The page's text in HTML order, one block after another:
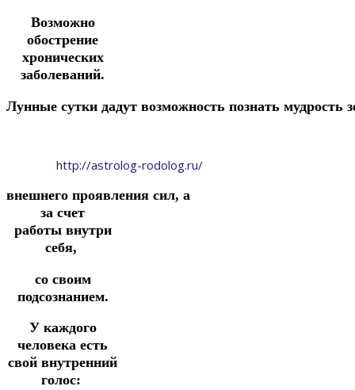
Возможно
обострение
хронических
заболеваний.
Лунные сутки дадут возможность познать мудрость
http://astrolog-rodolog.ru/
внешнего проявления сил, а
за счет
работы внутри
себя,
со своим
подсознанием.
У каждого
человека есть
свой внутренний
голос: